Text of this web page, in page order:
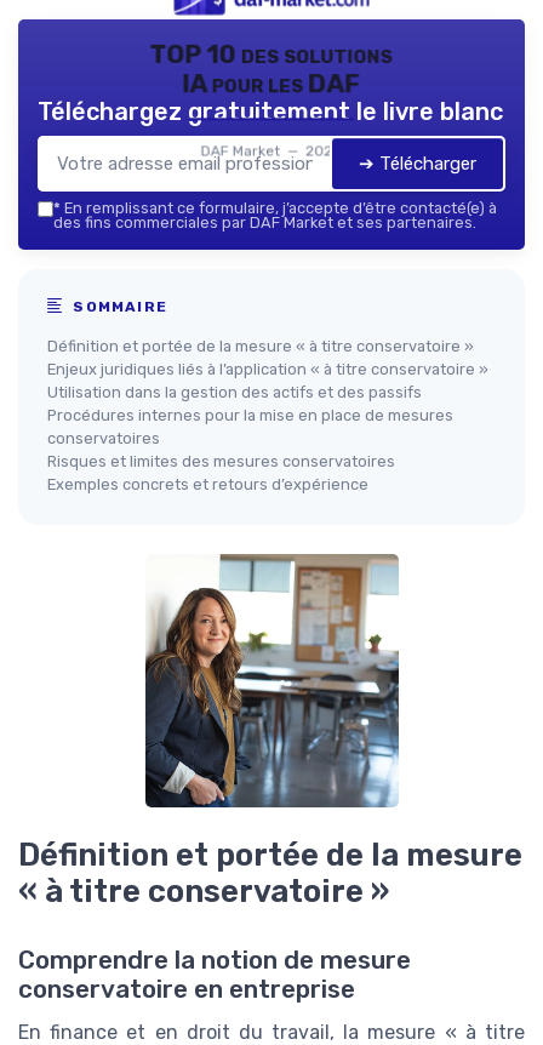
TOP 10 des solutions
IA pour les DAF
DAF Market — 2026
Téléchargez gratuitement le livre blanc
➔ Télécharger
* En remplissant ce formulaire, j’accepte d’être contacté(e) à
des fins commerciales par DAF Market et ses partenaires.
SOMMAIRE
Définition et portée de la mesure « à titre conservatoire »
Enjeux juridiques liés à l’application « à titre conservatoire »
Utilisation dans la gestion des actifs et des passifs
Procédures internes pour la mise en place de mesures
conservatoires
Risques et limites des mesures conservatoires
Exemples concrets et retours d’expérience
Définition et portée de la mesure
« à titre conservatoire »
Comprendre la notion de mesure
conservatoire en entreprise
En finance et en droit du travail, la mesure « à titre